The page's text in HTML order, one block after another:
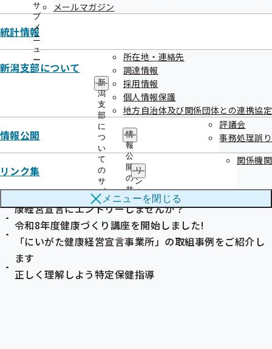
サ
ブ
メ
ニ
ュ
ー
メールマガジン
統計情報
新潟支部について
新
潟
支
部
に
つ
い
て
の
サ
ブ
メ
ニ
ュ
ー
所在地・連絡先
調達情報
採用情報
個人情報保護
地方自治体及び関係団体との連携協定
情報公開
情
報
公
開
の
サ
ブ
メ
ニ
ュ
ー
評議会
事務処理誤り
リンク集
リ
ン
ク
の
サ
ブ
メ
ュ
ー
関係機関
メニューを閉じる
第25号
主な内容
今こそ、職場の健康づくりを始めるチャンス!にいがた健
康経営宣言にエントリーしませんか？
令和8年度健康づくり講座を開始しました!
「にいがた健康経営宣言事業所」の取組事例をご紹介し
ます
正しく理解しよう特定保健指導